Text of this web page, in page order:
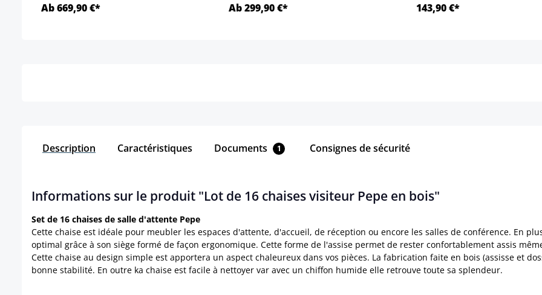
Ab 669,90 €* Ab 299,90 €* 143,90 €*
Description Caractéristiques Documents 1 Consignes de sécurité
Informations sur le produit "Lot de 16 chaises visiteur Pepe en bois"
Set de 16 chaises de salle d'attente Pepe
Cette chaise est idéale pour meubler les espaces d'attente, d'accueil, de réception ou encore les salles de conférence. En
optimal grâce à son siège formé de façon ergonomique. Cette forme de l'assise permet de rester confortablement assis
Cette chaise au design simple est apportera un aspect chaleureux dans vos pièces. La fabrication faite en bois (assisse et
bonne stabilité. En outre ka chaise est facile à nettoyer var avec un chiffon humide elle retrouve toute sa splendeur.